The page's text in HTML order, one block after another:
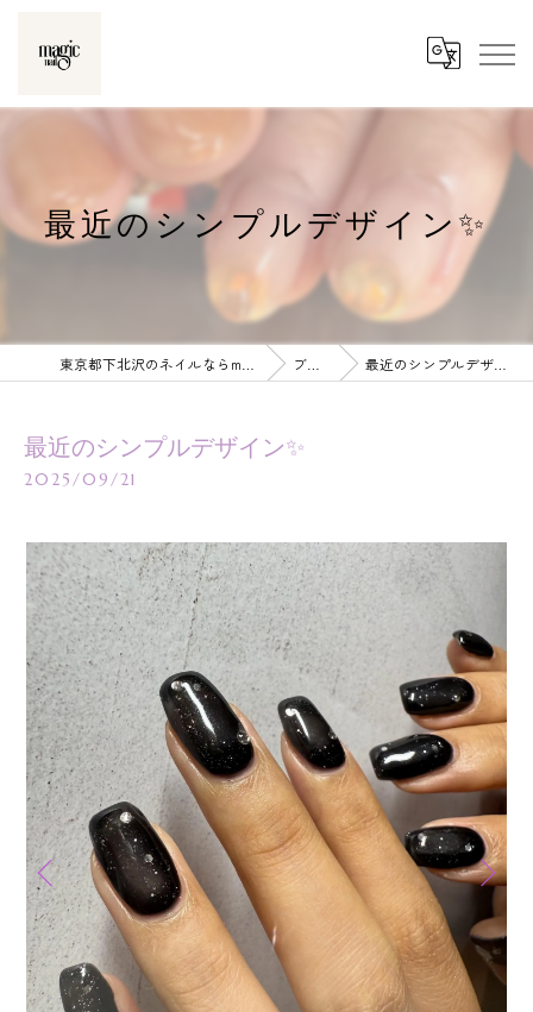
最近のシンプルデザイン✨
ブログ 最近のシンプルデザイン✨
最近のシンプルデザイン✨
2025/09/21